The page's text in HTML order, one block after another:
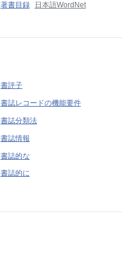
著書目録 日本語WordNet
書評子
書誌レコードの機能要件
書誌分類法
書誌情報
書誌的な
書誌的に